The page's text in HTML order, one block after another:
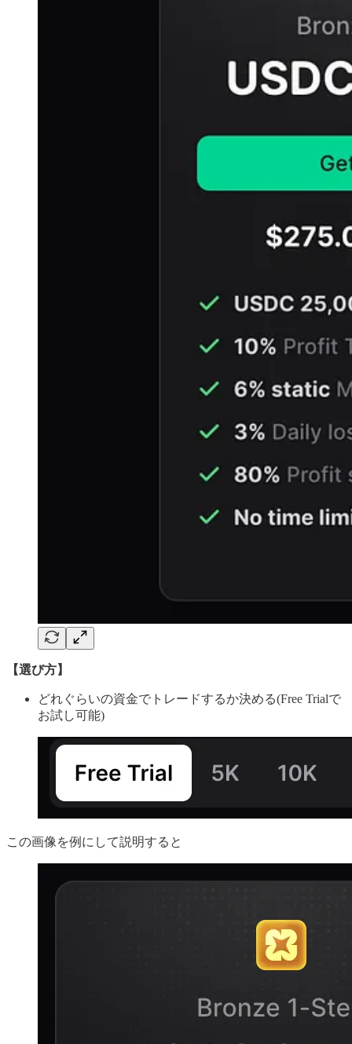
【選び方】
どれぐらいの資金でトレードするか決める(Free Trialで
お試し可能)
この画像を例にして説明すると